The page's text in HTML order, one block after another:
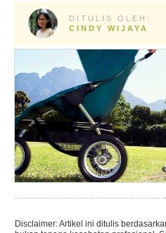
DITULIS OLEH:
CINDY WIJAYA
Disclaimer: Artikel ini ditulis